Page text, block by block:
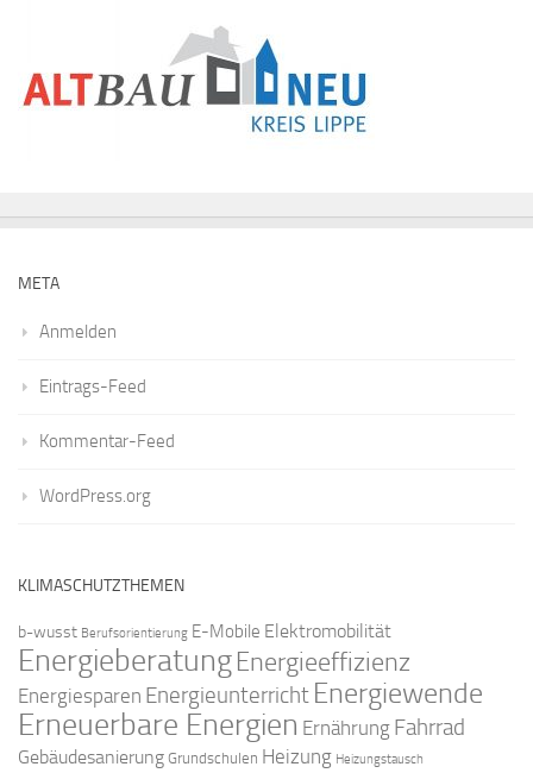
META
Anmelden
Eintrags-Feed
Kommentar-Feed
WordPress.org
KLIMASCHUTZTHEMEN
b-wusst Berufsorientierung E-Mobile Elektromobilität
EnergieberatungEnergieeffizienz
Energiesparen Energieunterricht Energiewende
Erneuerbare Energien Ernährung Fahrrad
Gebäudesanierung Grundschulen Heizung Heizungstausch